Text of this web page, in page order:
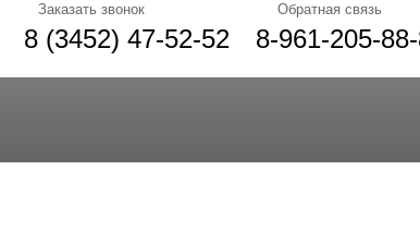
Заказать звонок
8 (3452) 47-52-52
Обратная связь
8-961-205-